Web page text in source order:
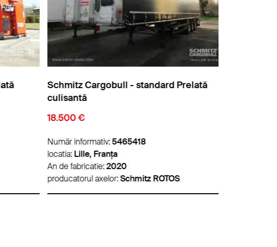
Schmitz Cargobull - standard Prelată
culisantă
18.500 €
Numär informativ:5465418
locatia:Lille, Franța
An de fabricatie:2020
producatorul axelor:Schmitz ROTOS